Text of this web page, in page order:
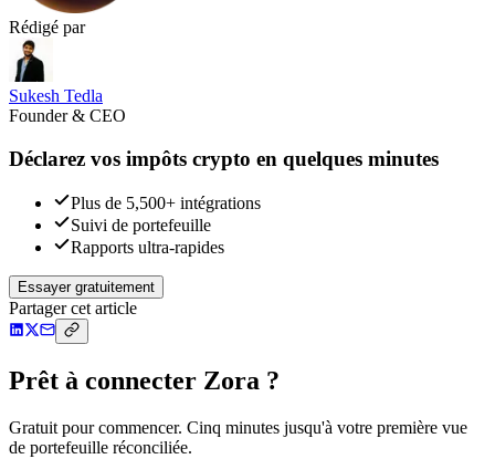
Rédigé par
Sukesh Tedla
Founder & CEO
Déclarez vos impôts crypto en quelques minutes
Plus de 5,500+ intégrations
Suivi de portefeuille
Rapports ultra-rapides
Essayer gratuitement
Partager cet article
Prêt à connecter Zora ?
Gratuit pour commencer. Cinq minutes jusqu'à votre première vue
de portefeuille réconciliée.